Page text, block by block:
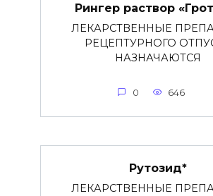
Рингер раствор
ЛЕКАРСТВЕННЫЕ
РЕЦЕПТУРНОГО
НАЗНАЧАЮТСЯ
0 646
Рутозид*
ЛЕКАРСТВЕННЫЕ